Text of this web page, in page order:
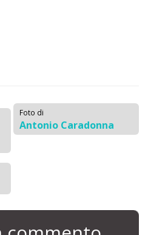
Foto di
Antonio Caradonna